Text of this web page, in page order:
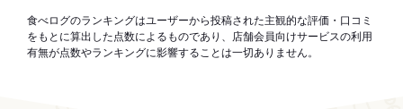
食べログのランキングはユーザーから投稿された主観的な評価・口コミ
をもとに算出した点数によるものであり、店舗会員向けサービスの利用
有無が点数やランキングに影響することは一切ありません。